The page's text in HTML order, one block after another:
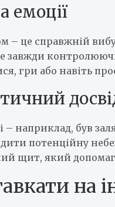
емоції
– це справжній
завжди
гри або навіть
– наприклад, був
потенційну
щит, який
на